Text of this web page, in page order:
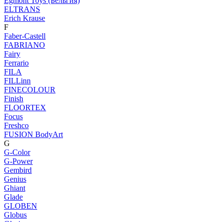
ELTRANS
Erich Krause
F
Faber-Castell
FABRIANO
Fairy
Ferrario
FILA
FILLinn
FINECOLOUR
Finish
FLOORTEX
Focus
Freshco
FUSION BodyArt
G
G-Color
G-Power
Gembird
Genius
Ghiant
Glade
GLOBEN
Globus